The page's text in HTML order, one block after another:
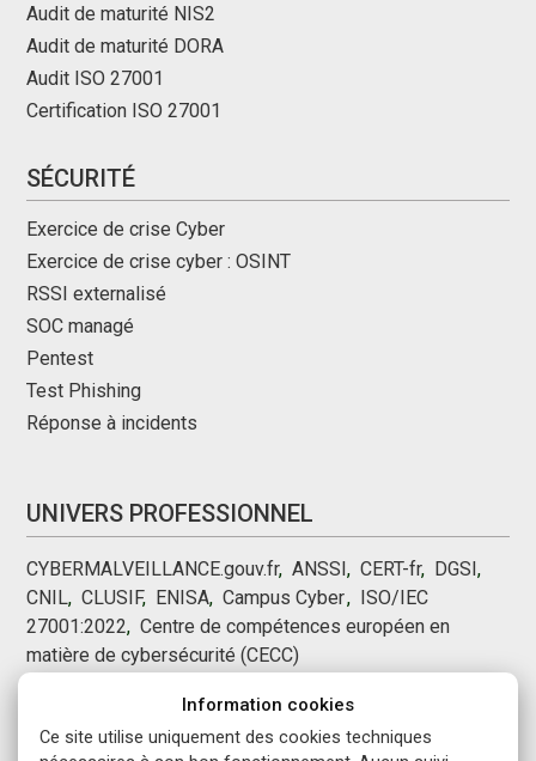
Audit de maturité NIS2
Audit de maturité DORA
Audit ISO 27001
Certification ISO 27001
SÉCURITÉ
Exercice de crise Cyber
Exercice de crise cyber : OSINT
RSSI externalisé
SOC managé
Pentest
Test Phishing
Réponse à incidents
UNIVERS PROFESSIONNEL
CYBERMALVEILLANCE.gouv.fr,ANSSI,CERT-fr, DGSI,
CNIL,CLUSIF, ENISA,Campus Cyber,, ISO/IEC
27001:2022,Centre de compétences européen en
matière de cybersécurité (CECC)
Information cookies
Ce site utilise uniquement des cookies techniques